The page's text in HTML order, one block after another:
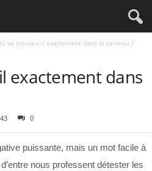
se trouve-t-il exactement dans le cerveau ?
exactement dans
0
puissante, mais un mot facile à
nous professent détester les